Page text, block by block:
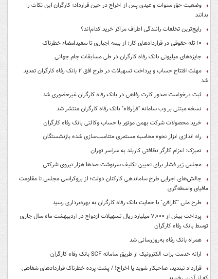
وضعیت حق سنوات و عیدی پس از اخراج در حین قرارداد؛ کارگران این نکات را
بدانند
رایج‌ترین تخلفات رانندگی اطراف مراکز خرید کدام‌اند؟
۱۰ تله حقوقی در قراردادهای کار؛ از بیمه اجباری تا سفیدامضاء خطرناک
جایزه‌های میلیونی بانک رفاه کارگران در طی مسابقات جام جهانی
مهلت افتتاح حساب و پرداخت تسهیلات در طرح افق ۲ بانک رفاه کارگران تمدید
شد
ثبت درخواست صدور کارت رفاهی در بانک رفاه کارگران غیرحضوری شد
نسخه مبتنی بر وب سامانه "فرارفاه" بانک رفاه کارگران منتشر شد
خرید محصولات شرکت بهمن موتور با حساب وکالتی بانک رفاه کارگران
راه اندازی ابزار نحوه محاسبه مستمری متناسب‌سازی شده بازنشستگان
تمیزک: اعزام کارگر نظافتی کاربلد به سراسر تهران
مجلس زیر فشار برای تعیین تکلیف سرنوشت صدها هزار نیروی شرکتی
چالش‌های اجرایی طرح ساماندهی کارکنان دولت؛ از بروکراسی مجلس تا مقاومت
مافیای واسطه‌گری
طرح ملی "کارافن" با حمایت بانک رفاه کارگران به بهره‌برداری رسید
پرداخت بیش از ۷,۰۰۰ میلیارد ریال تسهیلات ازدواج در اردیبهشت ماه سال جاری
توسط بانک رفاه کارگران
همراه بانک رفاه به‌روزرسانی شد
ارائه خدمت برات الکترونیک از طریق سامانه SCF بانک رفاه کارگران
قرارداد نبندید، صاحبکار شوید یا اخراج! / پشت پرده خطرناک قراردادهای شفاهی